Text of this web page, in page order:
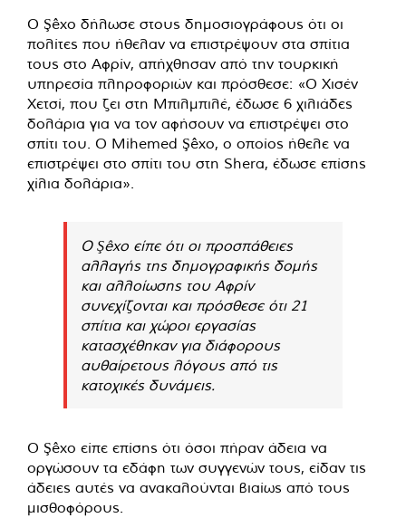
Ο Şêxo δήλωσε στους δημοσιογράφους ότι οι
πολίτες που ήθελαν να επιστρέψουν στα σπίτια
τους στο Αφρίν, απήχθησαν από την τουρκική
υπηρεσία πληροφοριών και πρόσθεσε: «Ο Χισέν
Χετσί, που ζει στη Μπιλμπιλέ, έδωσε 6 χιλιάδες
δολάρια για να τον αφήσουν να επιστρέψει στο
σπίτι του. Ο Mihemed Şêxo, ο οποίος ήθελε να
επιστρέψει στο σπίτι του στη Shera, έδωσε επίσης
χίλια δολάρια».
Ο Şêxo είπε ότι οι προσπάθειες
αλλαγής της δημογραφικής δομής
και αλλοίωσης του Αφρίν
συνεχίζονται και πρόσθεσε ότι 21
σπίτια και χώροι εργασίας
κατασχέθηκαν για διάφορους
αυθαίρετους λόγους από τις
κατοχικές δυνάμεις.
Ο Şêxo είπε επίσης ότι όσοι πήραν άδεια να
οργώσουν τα εδάφη των συγγενών τους, είδαν τις
άδειες αυτές να ανακαλούνται βιαίως από τους
μισθοφόρους.